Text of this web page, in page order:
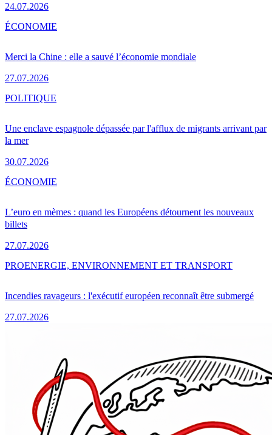
24.07.2026
Merci la Chine : elle a sauvé l’économie mondiale
27.07.2026
ÉCONOMIE
Une enclave espagnole dépassée par l'afflux de migrants arrivant par
la mer
30.07.2026
POLITIQUE
L’euro en mèmes : quand les Européens détournent les nouveaux
billets
27.07.2026
ÉCONOMIE
Incendies ravageurs : l'exécutif européen reconnaît être submergé
27.07.2026
PROENERGIE, ENVIRONNEMENT ET TRANSPORT